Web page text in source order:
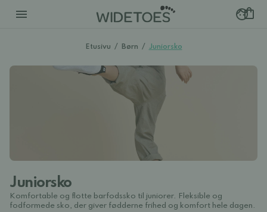
Etusivu / Børn / Juniorsko
Juniorsko
Komfortable og flotte barfodssko til juniorer. Fleksible og
fodformede sko, der giver fødderne frihed og komfort hele dagen.